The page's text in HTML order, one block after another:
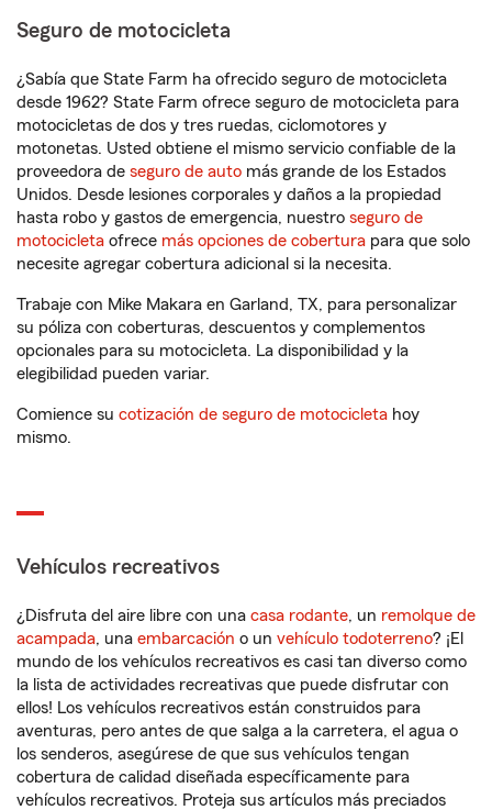
Seguro de motocicleta
¿Sabía que State Farm ha ofrecido seguro de motocicleta
desde 1962? State Farm ofrece seguro de motocicleta para
motocicletas de dos y tres ruedas, ciclomotores y
motonetas. Usted obtiene el mismo servicio confiable de la
proveedora de seguro de auto más grande de los Estados
Unidos. Desde lesiones corporales y daños a la propiedad
hasta robo y gastos de emergencia, nuestro seguro de
motocicleta ofrece más opciones de cobertura para que solo
necesite agregar cobertura adicional si la necesita.
Trabaje con Mike Makara en Garland, TX, para personalizar
su póliza con coberturas, descuentos y complementos
opcionales para su motocicleta. La disponibilidad y la
elegibilidad pueden variar.
Comience su cotización de seguro de motocicleta hoy
mismo.
Vehículos recreativos
¿Disfruta del aire libre con una casa rodante, un remolque de
acampada, una embarcación o un vehículo todoterreno? ¡El
mundo de los vehículos recreativos es casi tan diverso como
la lista de actividades recreativas que puede disfrutar con
ellos! Los vehículos recreativos están construidos para
aventuras, pero antes de que salga a la carretera, el agua o
los senderos, asegúrese de que sus vehículos tengan
cobertura de calidad diseñada específicamente para
vehículos recreativos. Proteja sus artículos más preciados